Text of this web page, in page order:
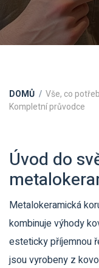
DOMŮ
Vše, co
Kompletní průvodce
Úvod do
Metalokeramická
kombinuje výhody
esteticky příjemnou
jsou vyrobeny z